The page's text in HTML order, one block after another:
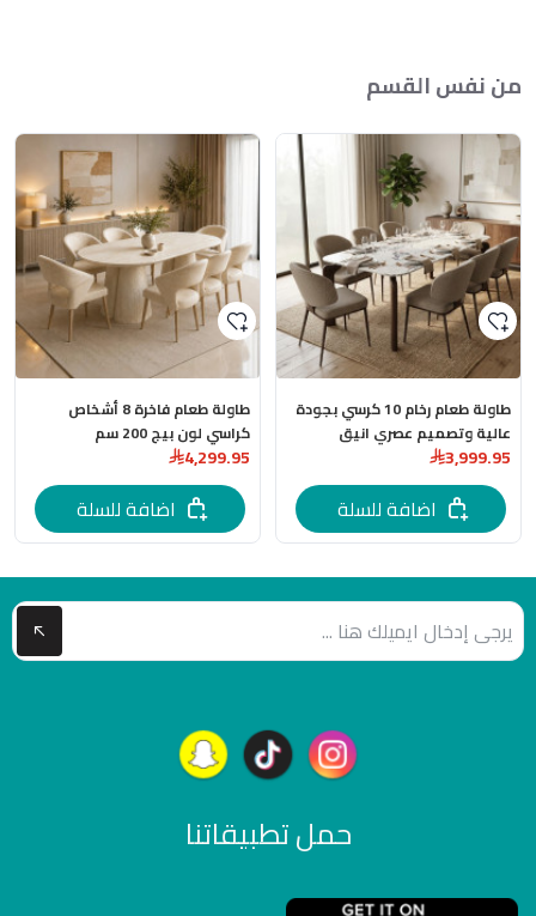
من نفس القسم
طاولة طعام رخام 10 كرسي بجودة
عالية وتصميم عصري انيق
3,999.95
اضافة للسلة
طاولة طعام فاخرة 8 أشخاص
كراسي لون بيج 200 سم
4,299.95
اضافة للسلة
حمل تطبيقاتنا